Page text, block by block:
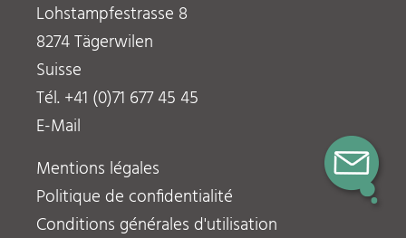
Lohstampfestrasse 8
8274 Tägerwilen
Suisse
Tél. +41 (0)71 677 45 45
E-Mail
Mentions légales
Politique de confidentialité
Conditions générales d'utilisation